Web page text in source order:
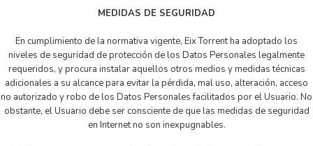
MEDIDAS DE SEGURIDAD
En cumplimiento de la normativa vigente, Eix Torrent ha adoptado los
niveles de seguridad de protección de los Datos Personales legalmente
requeridos, y procura instalar aquellos otros medios y medidas técnicas
adicionales a su alcance para evitar la pérdida, mal uso, alteración, acceso
no autorizado y robo de los Datos Personales facilitados por el Usuario. No
obstante, el Usuario debe ser consciente de que las medidas de seguridad
en Internet no son inexpugnables.